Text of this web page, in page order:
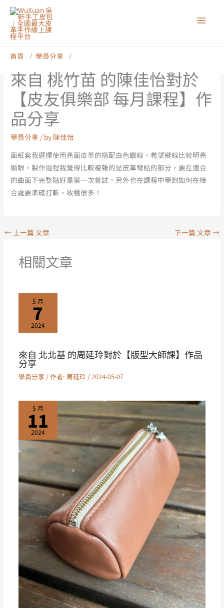
首頁
學員分享
來自 桃竹苗 的陳佳怡對於
【皮友俱樂部 每月課程】作
品分享
學員分享 / by 陳佳怡
面紙套我選擇使用亮面皮革的搭配白色蠟線，希望縫線比較明亮
顯眼，製作過程我覺得比較複雜的是皮革彎貼的部分，要在適合
的曲面下完整貼好是第一次嘗試，另外也在課程中學到如何在接
合處要準確打斬，收穫很多！
← 上一篇 文章 下一篇 文章 →
相關文章
5 月
7
2024
來自 北北基 的周延玲對於【版型大師課】作品
分享
學員分享 / 作者: 周延玲 /2024-05-07
5 月
11
2024